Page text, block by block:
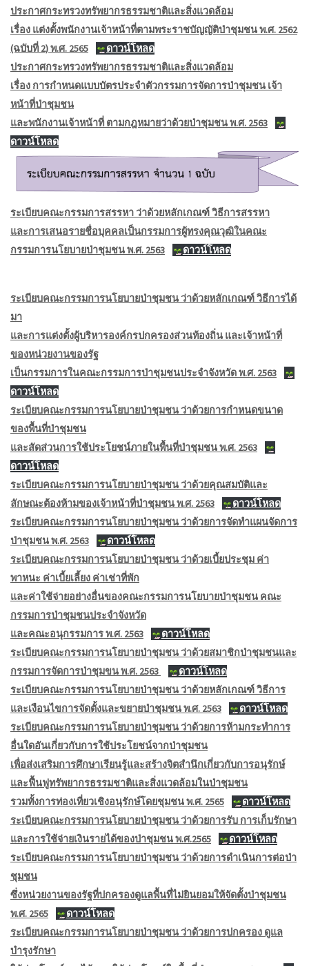
ประกาศกระทรวงทรัพยากรธรรมชาติและสิ่งแวดล้อม
เรื่อง แต่งตั้งพนักงานเจ้าหน้าที่ตามพระราชบัญญัติป่าชุมชน พ.ศ. 2562
(ฉบับที่ 2) พ.ศ. 2565
ดาวน์โหลด
ประกาศกระทรวงทรัพยากรธรรมชาติและสิ่งแวดล้อม
เรื่อง การกำหนดแบบบัตรประจำตัวกรรมการจัดการป่าชุมชน เจ้า
หน้าที่ป่าชุมชน
และพนักงานเจ้าหน้าที่ ตามกฎหมายว่าด้วยป่าชุมชน พ.ศ. 2563
ดาวน์โหลด
ระเบียบคณะกรรมการสรรหา ว่าด้วยหลักเกณฑ์ วิธีการสรรหา
และการเสนอรายชื่อบุคคลเป็นกรรมการผู้ทรงคุณวุฒิในคณะ
กรรมการนโยบายป่าชุมชน พ.ศ. 2563
ดาวน์โหลด
ระเบียบคณะกรรมการนโยบายป่าชุมชน ว่าด้วยหลักเกณฑ์ วิธีการได้
มา
และการแต่งตั้งผู้บริหารองค์กรปกครองส่วนท้องถิ่น และเจ้าหน้าที่
ของหน่วยงานของรัฐ
เป็นกรรมการในคณะกรรมการป่าชุมชนประจำจังหวัด พ.ศ. 2563
ดาวน์โหลด
ระเบียบคณะกรรมการนโยบายป่าชุมชน ว่าด้วยการกำหนดขนาด
ของพื้นที่ป่าชุมชน
และสัดส่วนการใช้ประโยชน์ภายในพื้นที่ป่าชุมชน พ.ศ. 2563
ดาวน์โหลด
ระเบียบคณะกรรมการนโยบายป่าชุมชน ว่าด้วยคุณสมบัติและ
ลักษณะต้องห้ามของเจ้าหน้าที่ป่าชุมชน พ.ศ. 2563
ดาวน์โหลด
ระเบียบคณะกรรมการนโยบายป่าชุมชน ว่าด้วยการจัดทำแผนจัดการ
ป่าชุมชน พ.ศ. 2563
ดาวน์โหลด
ระเบียบคณะกรรมการนโยบายป่าชุมชน ว่าด้วยเบี้ยประชุม ค่า
พาหนะ ค่าเบี้ยเลี้ยง ค่าเช่าที่พัก
และค่าใช้จ่ายอย่างอื่นของคณะกรรมการนโยบายป่าชุมชน คณะ
กรรมการป่าชุมชนประจำจังหวัด
และคณะอนุกรรมการ พ.ศ. 2563
ดาวน์โหลด
ระเบียบคณะกรรมการนโยบายป่าชุมชน ว่าด้วยสมาชิกป่าชุมชนและ
กรรมการจัดการป่าชุมขน พ.ศ. 2563
ดาวน์โหลด
ระเบียบคณะกรรมการนโยบายป่าชุมชน ว่าด้วยหลักเกณฑ์ วิธีการ
และเงือนไขการจัดตั้งและขยายป่าชุมชน พ.ศ. 2563
ดาวน์โหลด
ระเบียบคณะกรรมการนโยบายป่าชุมชน ว่าด้วยการห้ามกระทำการ
อื่นใดอันเกี่ยวกับการใช้ประโยชน์จากป่าชุมชน
เพื่อส่งเสริมการศึกษาเรียนรู้และสร้างจิตสำนึกเกี่ยวกับการอนุรักษ์
และฟื้นฟูทรัพยากรธรรมชาติและสิ่งแวดล้อมในป่าชุมชน
รวมทั้งการท่องเที่ยวเชิงอนุรักษ์โดยชุมชน พ.ศ. 2565
ดาวน์โหลด
ระเบียบคณะกรรมการนโยบายป่าชุมชน ว่าด้วยการรับ การเก็บรักษา
และการใช้จ่ายเงินรายได้ของป่าชุมชน พ.ศ.2565
ดาวน์โหลด
ระเบียบคณะกรรมการนโยบายป่าชุมชน ว่าด้วยการดำเนินการต่อป่า
ชุมชน
ซึ่งหน่วยงานของรัฐที่ปกครองดูแลพื้นที่ไม่ยินยอมให้จัดตั้งป่าชุมชน
พ.ศ. 2565
ดาวน์โหลด
ระเบียบคณะกรรมการนโยบายป่าชุมชน ว่าด้วยการปกครอง ดูแล
บำรุงรักษา